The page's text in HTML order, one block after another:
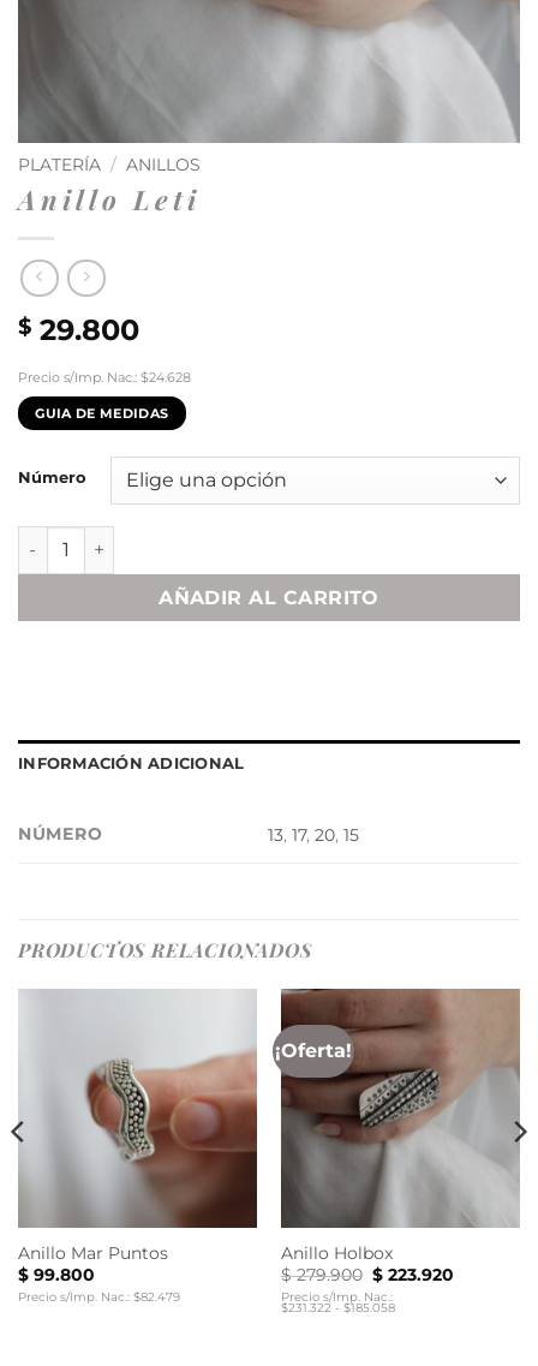
PLATERÍA / ANILLOS
Anillo Leti
$ 29.800
Precio s/Imp. Nac.: $24.628
GUIA DE MEDIDAS
Número
Anillo Leti cantidad
AÑADIR AL CARRITO
INFORMACIÓN ADICIONAL
NÚMERO 13,17,20,15
PRODUCTOS RELACIONADOS
Anillo Mar Puntos
$99.800
Precio s/Imp. Nac.: $82.479
¡Oferta!
Anillo Holbox
$279.900 El
precio
original
$223.920El
Precio s/Imp. Nac.:
$231.322 - $185.058